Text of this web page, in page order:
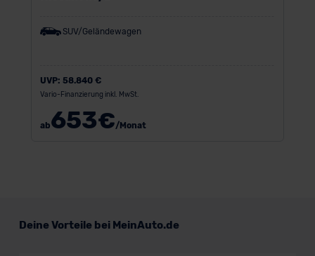
SUV/Geländewagen
UVP: 58.840 €
Vario-Finanzierung inkl. MwSt.
ab653€/Monat
Deine Vorteile bei MeinAuto.de